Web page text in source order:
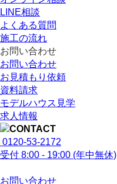
LINE相談
よくある質問
施工の流れ
お問い合わせ
お問い合わせ
お見積もり依頼
資料請求
モデルハウス見学
求人情報
0120-53-2172
受付 8:00 - 19:00 (年中無休)
お問い合わせ